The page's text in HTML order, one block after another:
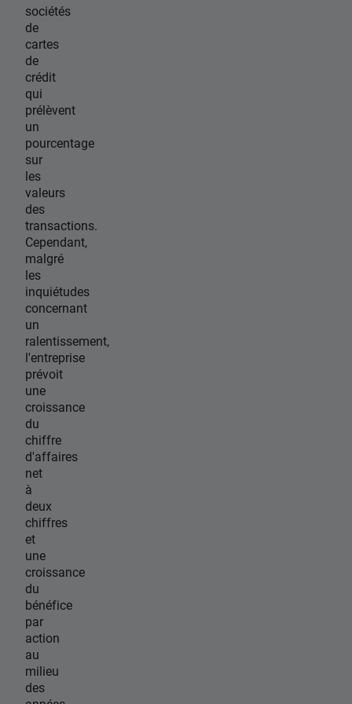
sociétés
de
cartes
de
crédit
qui
prélèvent
un
pourcentage
sur
les
valeurs
des
transactions.
Cependant,
malgré
les
inquiétudes
concernant
un
ralentissement,
l'entreprise
prévoit
une
croissance
du
chiffre
d'affaires
net
à
deux
chiffres
et
une
croissance
du
bénéfice
par
action
au
milieu
des